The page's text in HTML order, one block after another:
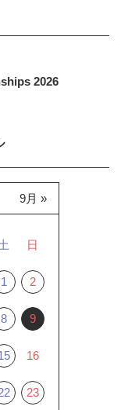
2026
日
1 2
8 9
16
23
9月 »